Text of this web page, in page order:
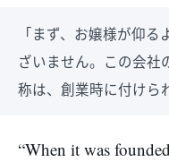
「まず、お嬢様が仰
ざいません。この会社
称は、創業時に付けら
“When it was